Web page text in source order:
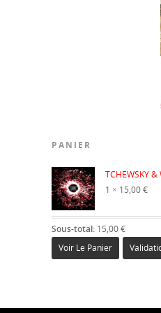
PANIER
×
TCHEWSKY
1 × 15,00€
Sous-total: 15,00€
Voir Le Panier